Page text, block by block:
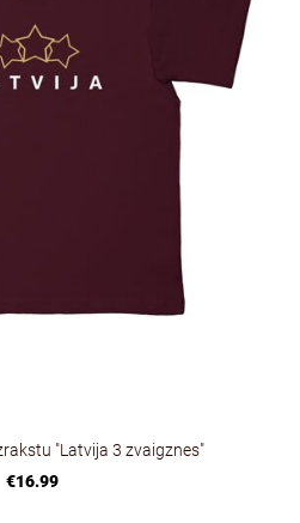
"Latvija 3 zvaigznes"
€16.99